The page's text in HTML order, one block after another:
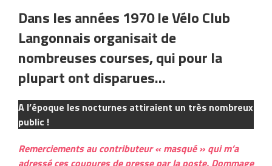
Dans les années 1970 le Vélo Club
Langonnais organisait de
nombreuses courses, qui pour la
plupart ont disparues…
A l’époque les nocturnes attiraient un très nombreux
public !
Remerciements au contributeur « masqué » qui m’a
adressé ces coupures de presse par la poste. Dommage